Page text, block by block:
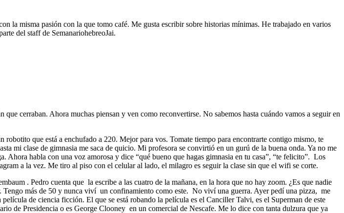
la misma pasión con la que tomo café. Me gusta escribir sobre historias mínimas. He trabajado en varios
del staff de SemanariohebreoJai.
cerraban. Ahora muchas piensan y ven como reconvertirse. No sabemos hasta cuándo vamos a seguir en
que está a enchufado a 220. Mejor para vos. Tomate tiempo para encontrarte contigo mismo, te
mi clase de gimnasia me saca de quicio. Mi profesora se convirtió en un gurú de la buena onda. Ya no me
Ahora habla con una voz amorosa y dice “qué bueno que hagas gimnasia en tu casa”, “te felicito”. Los
a la vez. Me tiro al piso con el celular al lado, el milagro es seguir la clase sin que el wifi se corte.
. Pedro cuenta que la escribe a las cuatro de la mañana, en la hora que no hay zoom. ¿Es que nadie
más de 50 y nunca viví un confinamiento como este. No viví una guerra. Ayer pedí una pizza, me
de ciencia ficción. El que se está robando la película es el Canciller Talvi, es el Superman de este
de Presidencia o es George Clooney en un comercial de Nescafe. Me lo dice con tanta dulzura que ya